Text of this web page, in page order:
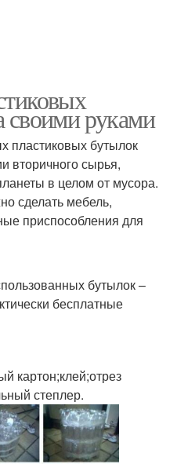
своими руками
пластиковых бутылок
вторичного сырья,
в целом от мусора.
сделать мебель,
приспособления для
бутылок –
бесплатные
картон;клей;отрез
степлер.